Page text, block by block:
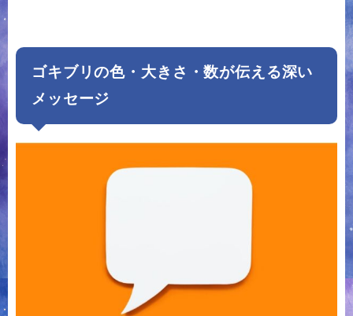
ゴキブリの色・大きさ・数が伝える深い
メッセージ